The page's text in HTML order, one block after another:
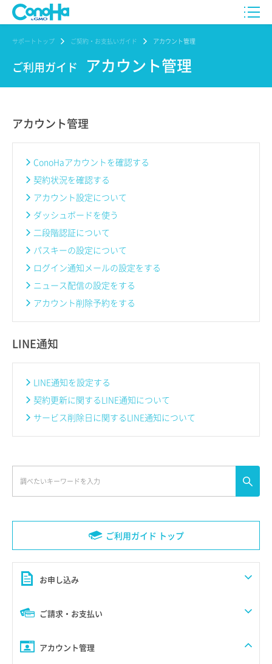
サポートトップ ご契約・お支払いガイド アカウント管理
ご利用ガイド アカウント管理
ご利用ガイド トップ
お申し込み
ご請求・お支払い
アカウント管理
アカウント管理
ConoHaアカウントを確認する
契約状況を確認する
アカウント設定について
ダッシュボードを使う
二段階認証について
パスキーの設定について
ログイン通知メールの設定をする
ニュース配信の設定をする
アカウント削除予約をする
LINE通知
LINE通知を設定する
契約更新に関するLINE通知について
サービス削除日に関するLINE通知について